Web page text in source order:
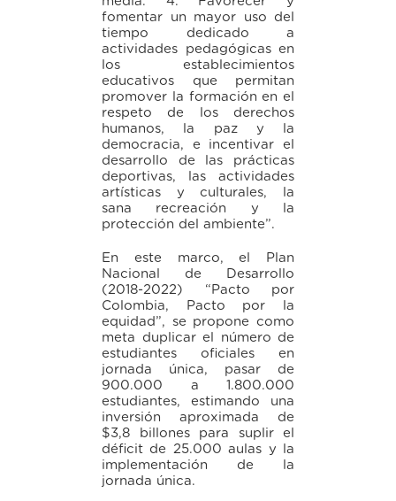
fomentar un mayor uso del
tiempo dedicado a
actividades pedagógicas en
los establecimientos
educativos que permitan
promover la formación en el
respeto de los derechos
humanos, la paz y la
democracia, e incentivar el
desarrollo de las prácticas
deportivas, las actividades
artísticas y culturales, la
sana recreación y la
protección del ambiente”.
En este marco, el Plan
Nacional de Desarrollo
(2018-2022) “Pacto por
Colombia, Pacto por la
equidad”, se propone como
meta duplicar el número de
estudiantes oficiales en
jornada única, pasar de
900.000 a 1.800.000
estudiantes, estimando una
inversión aproximada de
$3,8 billones para suplir el
déficit de 25.000 aulas y la
implementación de la
jornada única.